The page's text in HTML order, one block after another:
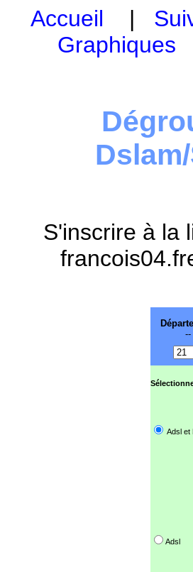
Accueil |
Graphiques
S'inscrire à la
--
Adsl et
Adsl